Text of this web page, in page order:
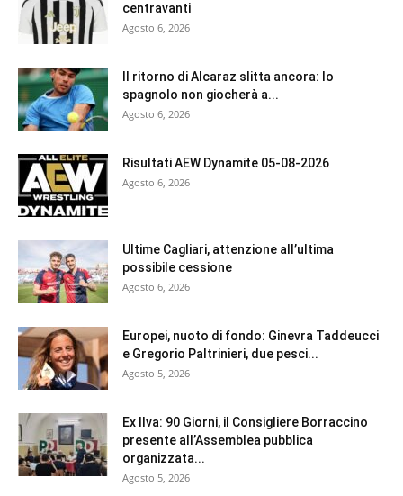
centravanti
Agosto 6, 2026
Il ritorno di Alcaraz slitta ancora: lo
spagnolo non giocherà a...
Agosto 6, 2026
Risultati AEW Dynamite 05-08-2026
Agosto 6, 2026
Ultime Cagliari, attenzione all’ultima
possibile cessione
Agosto 6, 2026
Europei, nuoto di fondo: Ginevra Taddeucci
e Gregorio Paltrinieri, due pesci...
Agosto 5, 2026
Ex Ilva: 90 Giorni, il Consigliere Borraccino
presente all’Assemblea pubblica
organizzata...
Agosto 5, 2026